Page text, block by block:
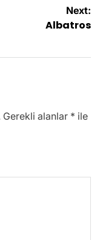
Next:
Albatros
Gerekli alanlar * ile